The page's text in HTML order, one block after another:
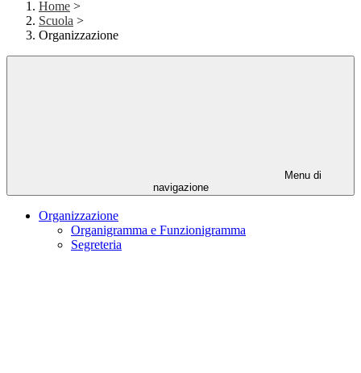
Home >
Scuola >
Organizzazione
Menu di
navigazione
Organizzazione
Organigramma e Funzionigramma
Segreteria